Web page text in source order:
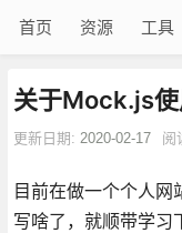
首页 资源 工具
关于Mock.js使
更新日期: 2020-02-17 阅
目前在做一个个人网
写啥了，就顺带学